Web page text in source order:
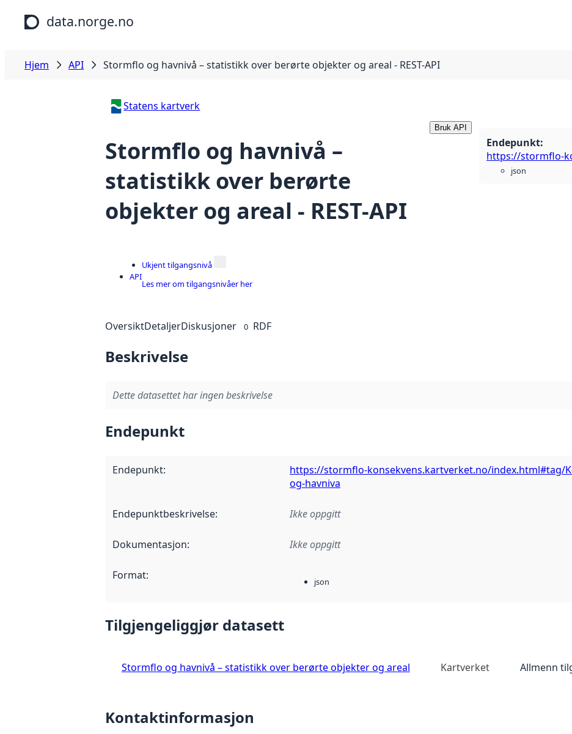
Hopp til hovedinnhold
data.norge.no
Hjem API Stormflo og havnivå – statistikk over berørte objekter og areal - REST-API
Statens kartverk
Stormflo og havnivå –
statistikk over berørte
objekter og areal - REST-API
Bruk API
Endepunkt:
json
API
Ukjent tilgangsnivå
Les mer om tilgangsnivåer her
OversiktDetaljerDiskusjoner 0 RDF
Beskrivelse
Dette datasettet har ingen beskrivelse
Endepunkt
Endepunkt:
https://stormflo-konsekvens.kartverket.no/index.html#tag/
og-havniva
Endepunktbeskrivelse: Ikke oppgitt
Dokumentasjon: Ikke oppgitt
Format: json
Tilgjengeliggjør datasett
Stormflo og havnivå – statistikk over berørte objekter og areal Kartverket Allmenn
Kontaktinformasjon